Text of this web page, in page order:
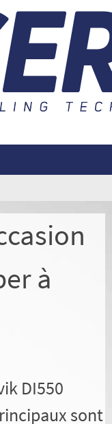
à
DI550
sont